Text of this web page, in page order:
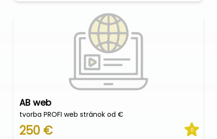
AB web
tvorba PROFI web stránok od €
250 € 0